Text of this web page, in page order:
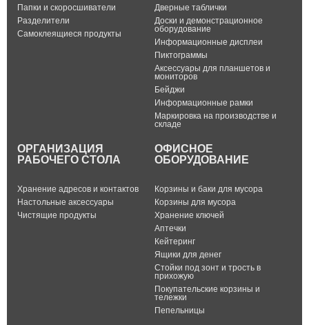
Папки и скоросшиватели
Разделители
Самоклеящиеся продукты
Дверные таблички
Доски и демонстрационное
оборудование
Информационные дисплеи
Пиктограммы
Аксессуары для планшетов и
мониторов
Бейджи
Информационные рамки
Маркировка на производстве и
складе
ОРГАНИЗАЦИЯ
РАБОЧЕГО СТОЛА
Хранение адресов и контактов
Настольные аксессуары
Чистящие продукты
ОФИСНОЕ
ОБОРУДОВАНИЕ
Корзины и баки для мусора
Корзины для мусора
Хранение ключей
Аптечки
Кейтеринг
Ящики для денег
Стойки под зонт и трость в
прихожую
Покупательские корзины и
тележки
Пепельницы